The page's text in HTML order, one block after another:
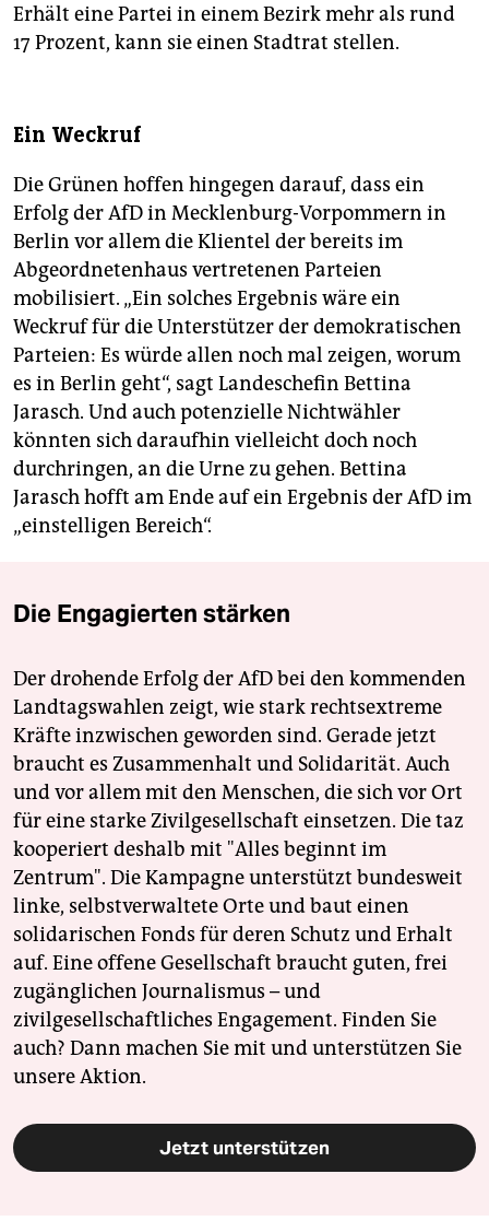
Erhält eine Partei in einem Bezirk mehr als rund
17 Prozent, kann sie einen Stadtrat stellen.
Ein Weckruf
Die Grünen hoffen hingegen darauf, dass ein
Erfolg der AfD in Mecklenburg-Vorpommern in
Berlin vor allem die Klientel der bereits im
Abgeordnetenhaus vertretenen Parteien
mobilisiert. „Ein solches Ergebnis wäre ein
Weckruf für die Unterstützer der demokratischen
Parteien: Es würde allen noch mal zeigen, worum
es in Berlin geht“, sagt Landeschefin Bettina
Jarasch. Und auch potenzielle Nichtwähler
könnten sich daraufhin vielleicht doch noch
durchringen, an die Urne zu gehen. Bettina
Jarasch hofft am Ende auf ein Ergebnis der AfD im
„einstelligen Bereich“.
Die Engagierten stärken
Der drohende Erfolg der AfD bei den kommenden
Landtagswahlen zeigt, wie stark rechtsextreme
Kräfte inzwischen geworden sind. Gerade jetzt
braucht es Zusammenhalt und Solidarität. Auch
und vor allem mit den Menschen, die sich vor Ort
für eine starke Zivilgesellschaft einsetzen. Die taz
kooperiert deshalb mit "Alles beginnt im
Zentrum". Die Kampagne unterstützt bundesweit
linke, selbstverwaltete Orte und baut einen
solidarischen Fonds für deren Schutz und Erhalt
auf. Eine offene Gesellschaft braucht guten, frei
zugänglichen Journalismus – und
zivilgesellschaftliches Engagement. Finden Sie
auch? Dann machen Sie mit und unterstützen Sie
unsere Aktion.
Jetzt unterstützen